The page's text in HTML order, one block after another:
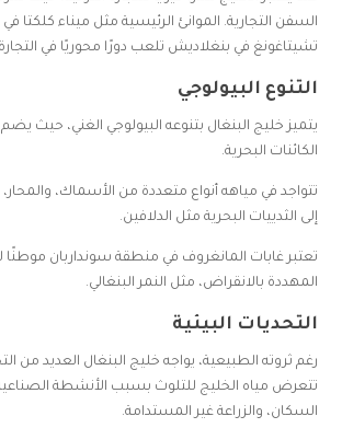
السفن التجارية. الموانئ الرئيسية مثل ميناء كلكتا في
تشيتاغونغ في بنغلاديش تلعب دورًا محوريًا في التجارة
التنوع البيولوجي
يتميز خليج البنغال بتنوعه البيولوجي الغني، حيث
الكائنات البحرية.
تتواجد في مياهه أنواع متعددة من الأسماك،
إلى الثدييات البحرية مثل الدلافين.
تعتبر غابات المانغروف في منطقة سونداربان موطنًا
المهددة بالانقراض، مثل النمر البنغالي.
التحديات البيئية
رغم ثروته الطبيعية، يواجه خليج البنغال العديد من
تتعرض مياه الخليج للتلوث بسبب الأنشطة
السكان، والزراعة غير المستدامة.